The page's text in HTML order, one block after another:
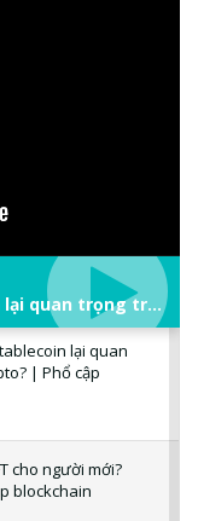
Stablecoin là gì? Tại sao stablecoin lại quan trọng trong thị trường crypto? | Phổ cập Blockchain
lại quan
| Phổ cập
cho người mới?
blockchain